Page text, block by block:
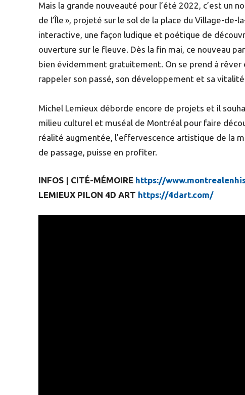
Mais la grande nouveauté pour l’été 2022, c’est un
de l’Île », projeté sur le sol de la place du Village-
interactive, une façon ludique et poétique de
ouverture sur le fleuve. Dès la fin mai, ce nouveau
bien évidemment gratuitement. On se prend à
rappeler son passé, son développement et sa vitalité
Michel Lemieux déborde encore de projets et il
milieu culturel et muséal de Montréal pour faire
réalité augmentée, l’effervescence artistique de la
de passage, puisse en profiter.
INFOS | CITÉ-MÉMOIRE https://
LEMIEUX PILON 4D ART https://4dart.com/